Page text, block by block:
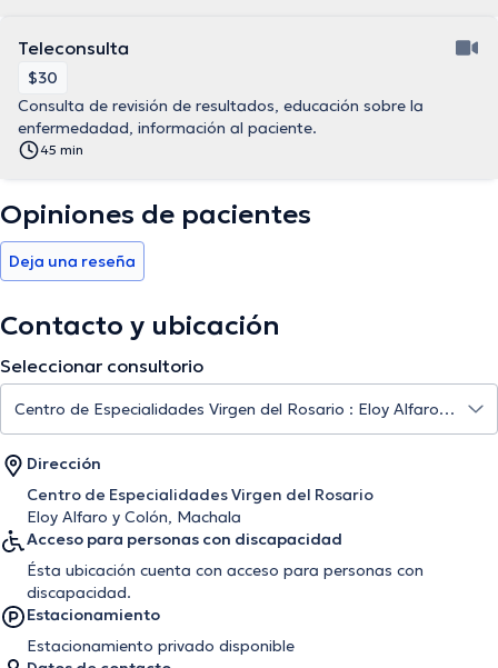
Teleconsulta
$30
Consulta de revisión de resultados, educación sobre la
enfermedadad, información al paciente.
45 min
Opiniones de pacientes
Deja una reseña
Contacto y ubicación
Seleccionar consultorio
Dirección
Centro de Especialidades Virgen del Rosario
Eloy Alfaro y Colón, Machala
Acceso para personas con discapacidad
Ésta ubicación cuenta con acceso para personas con
discapacidad.
Estacionamiento
Estacionamiento privado disponible